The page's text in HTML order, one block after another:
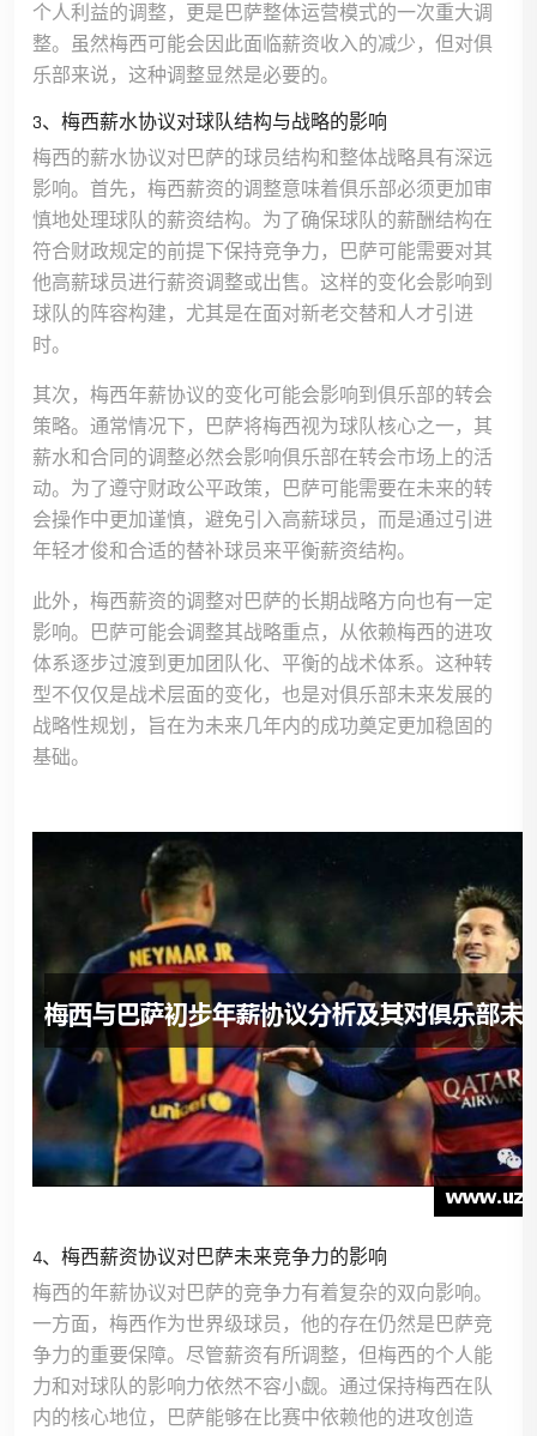
个人利益的调整，更是巴萨整体运营模式的一次重大调
整。虽然梅西可能会因此面临薪资收入的减少，但对俱
乐部来说，这种调整显然是必要的。
3、梅西薪水协议对球队结构与战略的影响
梅西的薪水协议对巴萨的球员结构和整体战略具有深远
影响。首先，梅西薪资的调整意味着俱乐部必须更加审
慎地处理球队的薪资结构。为了确保球队的薪酬结构在
符合财政规定的前提下保持竞争力，巴萨可能需要对其
他高薪球员进行薪资调整或出售。这样的变化会影响到
球队的阵容构建，尤其是在面对新老交替和人才引进
时。
其次，梅西年薪协议的变化可能会影响到俱乐部的转会
策略。通常情况下，巴萨将梅西视为球队核心之一，其
薪水和合同的调整必然会影响俱乐部在转会市场上的活
动。为了遵守财政公平政策，巴萨可能需要在未来的转
会操作中更加谨慎，避免引入高薪球员，而是通过引进
年轻才俊和合适的替补球员来平衡薪资结构。
此外，梅西薪资的调整对巴萨的长期战略方向也有一定
影响。巴萨可能会调整其战略重点，从依赖梅西的进攻
体系逐步过渡到更加团队化、平衡的战术体系。这种转
型不仅仅是战术层面的变化，也是对俱乐部未来发展的
战略性规划，旨在为未来几年内的成功奠定更加稳固的
基础。
4、梅西薪资协议对巴萨未来竞争力的影响
梅西的年薪协议对巴萨的竞争力有着复杂的双向影响。
一方面，梅西作为世界级球员，他的存在仍然是巴萨竞
争力的重要保障。尽管薪资有所调整，但梅西的个人能
力和对球队的影响力依然不容小觑。通过保持梅西在队
内的核心地位，巴萨能够在比赛中依赖他的进攻创造